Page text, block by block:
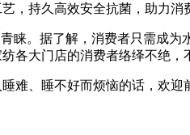
，持久高效安全抗菌，助力消
睐。据了解，消费者只需成
各大门店的消费者络绎不绝，
难、睡不好而烦恼的话，欢